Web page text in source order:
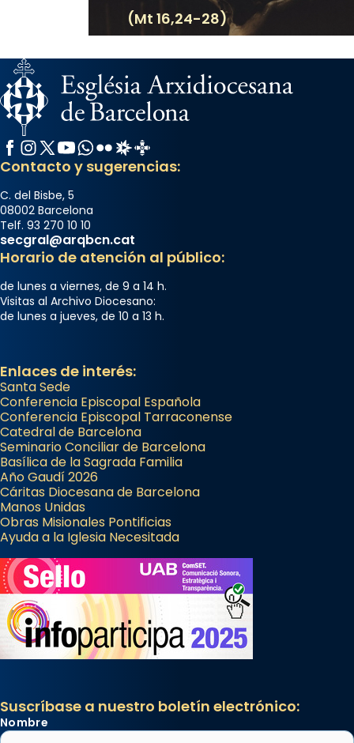
(Mt 16,24-28)
Facebook
Instagram
X / Twitter
YouTube
WhatsApp
FlickrRadio Estel
Catalunya Cristiana
Contacto y sugerencias:
C. del Bisbe, 5
08002 Barcelona
Telf. 93 270 10 10
secgral@arqbcn.cat
Horario de atención al público:
de lunes a viernes, de 9 a 14 h.
Visitas al Archivo Diocesano:
de lunes a jueves, de 10 a 13 h.
Enlaces de interés:
Santa Sede
Conferencia Episcopal Española
Conferencia Episcopal Tarraconense
Catedral de Barcelona
Seminario Conciliar de Barcelona
Basílica de la Sagrada Familia
Año Gaudí 2026
Cáritas Diocesana de Barcelona
Manos Unidas
Obras Misionales Pontificias
Ayuda a la Iglesia Necesitada
Suscríbase a nuestro boletín electrónico:
Nombre